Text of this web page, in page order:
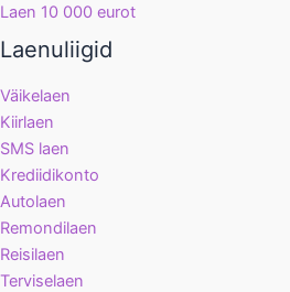
Laen 10 000 eurot
Laenuliigid
Väikelaen
Kiirlaen
SMS laen
Krediidikonto
Autolaen
Remondilaen
Reisilaen
Terviselaen